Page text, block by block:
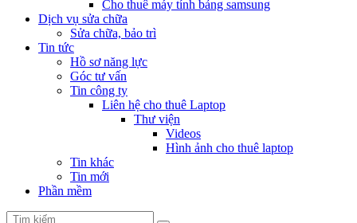
Cho thuê máy tính bảng samsung
Dịch vụ sửa chữa
Sửa chữa, bảo trì
Tin tức
Hồ sơ năng lực
Góc tư vấn
Tin công ty
Liên hệ cho thuê Laptop
Thư viện
Videos
Hình ảnh cho thuê laptop
Tin khác
Tin mới
Phần mềm